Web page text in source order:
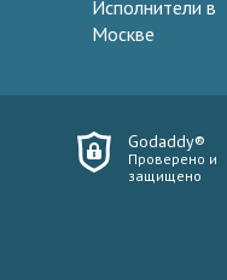
Исполнители в
Москве
Godaddy®
Проверено и
защищено